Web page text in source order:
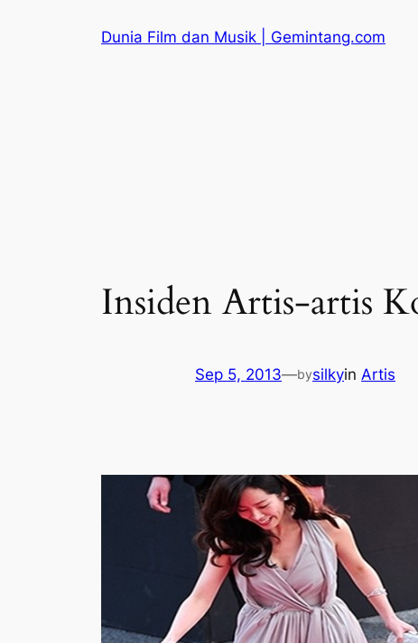
Dunia Film dan Musik | Gemintang.com
Insiden Artis-artis
Sep 5, 2013—bysilkyin Artis